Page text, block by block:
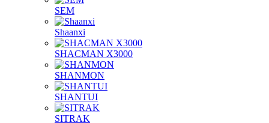
SEM
Shaanxi
SHACMAN X3000
SHANMON
SHANTUI
SITRAK